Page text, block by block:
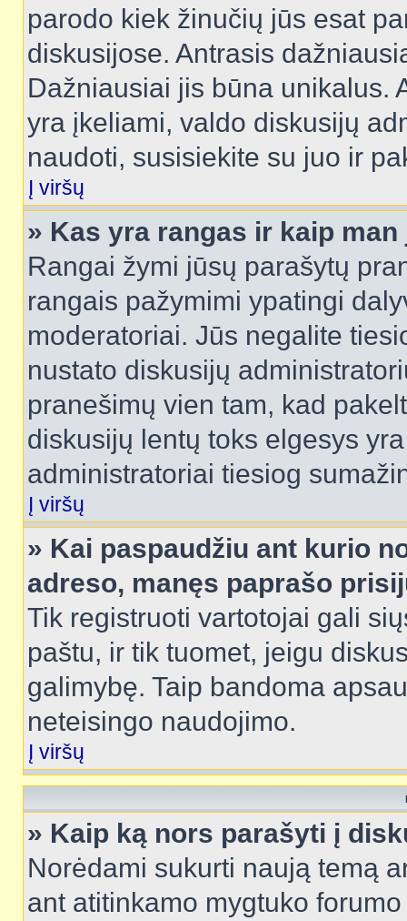
parodo kiek žinučių jūs esat
diskusijose. Antrasis
Dažniausiai jis būna unikalus.
yra įkeliami, valdo diskusijų
naudoti, susisiekite su juo ir
Į viršų
» Kas yra rangas ir kaip
Rangai žymi jūsų parašytų
rangais pažymimi ypatingi
moderatoriai. Jūs negalite
nustato diskusijų
pranešimų vien tam, kad
diskusijų lentų toks elgesys
administratoriai tiesiog
Į viršų
» Kai paspaudžiu ant kurio
adreso, manęs paprašo
Tik registruoti vartotojai gali
paštu, ir tik tuomet, jeigu
galimybę. Taip bandoma
neteisingo naudojimo.
Į viršų
» Kaip ką nors parašyti į
Norėdami sukurti naują temą
ant atitinkamo mygtuko